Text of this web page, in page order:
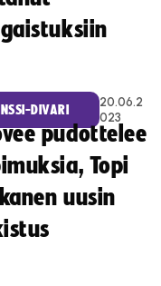
INSSI-DIVARI
20.06.2
023
pudottelee
Topi
uusin